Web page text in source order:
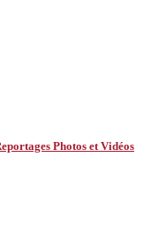
Photos et Vidéos